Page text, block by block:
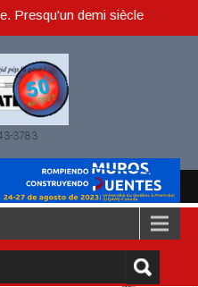
demi siècle ou dans un an
3783